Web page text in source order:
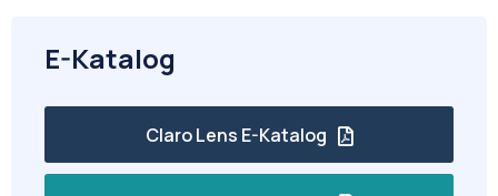
E-Katalog
Claro Lens E-Katalog